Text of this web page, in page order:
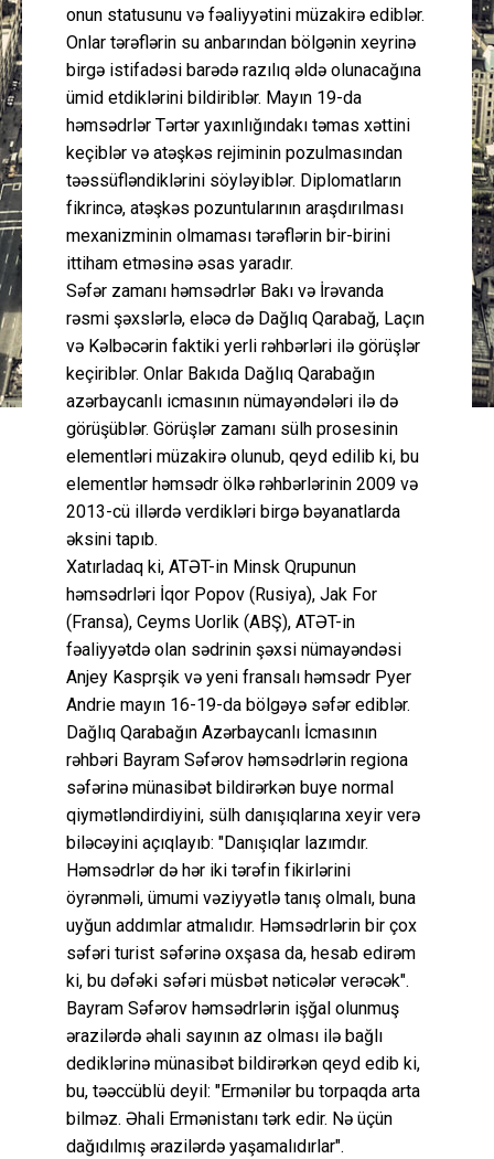
onun statusunu və fəaliyyətini müzakirə ediblər.
Onlar tərəflərin su anbarından bölgənin xeyrinə
birgə istifadəsi barədə razılıq əldə olunacağına
ümid etdiklərini bildiriblər. Mayın 19-da
həmsədrlər Tərtər yaxınlığındakı təmas xəttini
keçiblər və atəşkəs rejiminin pozulmasından
təəssüfləndiklərini söyləyiblər. Diplomatların
fikrincə, atəşkəs pozuntularının araşdırılması
mexanizminin olmaması tərəflərin bir-birini
ittiham etməsinə əsas yaradır.
Səfər zamanı həmsədrlər Bakı və İrəvanda
rəsmi şəxslərlə, eləcə də Dağlıq Qarabağ, Laçın
və Kəlbəcərin faktiki yerli rəhbərləri ilə görüşlər
keçiriblər. Onlar Bakıda Dağlıq Qarabağın
azərbaycanlı icmasının nümayəndələri ilə də
görüşüblər. Görüşlər zamanı sülh prosesinin
elementləri müzakirə olunub, qeyd edilib ki, bu
elementlər həmsədr ölkə rəhbərlərinin 2009 və
2013-cü illərdə verdikləri birgə bəyanatlarda
əksini tapıb.
Xatırladaq ki, ATƏT-in Minsk Qrupunun
həmsədrləri İqor Popov (Rusiya), Jak For
(Fransa), Ceyms Uorlik (ABŞ), ATƏT-in
fəaliyyətdə olan sədrinin şəxsi nümayəndəsi
Anjey Kasprşik və yeni fransalı həmsədr Pyer
Andrie mayın 16-19-da bölgəyə səfər ediblər.
Dağlıq Qarabağın Azərbaycanlı İcmasının
rəhbəri Bayram Səfərov həmsədrlərin regiona
səfərinə münasibət bildirərkən buye normal
qiymətləndirdiyini, sülh danışıqlarına xeyir verə
biləcəyini açıqlayıb: "Danışıqlar lazımdır.
Həmsədrlər də hər iki tərəfin fikirlərini
öyrənməli, ümumi vəziyyətlə tanış olmalı, buna
uyğun addımlar atmalıdır. Həmsədrlərin bir çox
səfəri turist səfərinə oxşasa da, hesab edirəm
ki, bu dəfəki səfəri müsbət nəticələr verəcək".
Bayram Səfərov həmsədrlərin işğal olunmuş
ərazilərdə əhali sayının az olması ilə bağlı
dediklərinə münasibət bildirərkən qeyd edib ki,
bu, təəccüblü deyil: "Ermənilər bu torpaqda arta
bilməz. Əhali Ermənistanı tərk edir. Nə üçün
dağıdılmış ərazilərdə yaşamalıdırlar".